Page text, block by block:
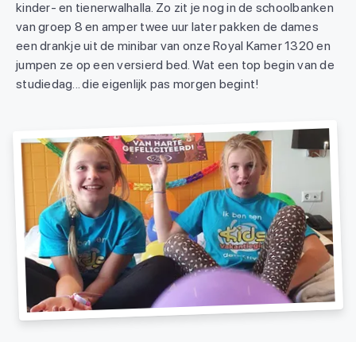
kinder- en tienerwalhalla. Zo zit je nog in de schoolbanken
van groep 8 en amper twee uur later pakken de dames
een drankje uit de minibar van onze Royal Kamer 1320 en
jumpen ze op een versierd bed. Wat een top begin van de
studiedag... die eigenlijk pas morgen begint!